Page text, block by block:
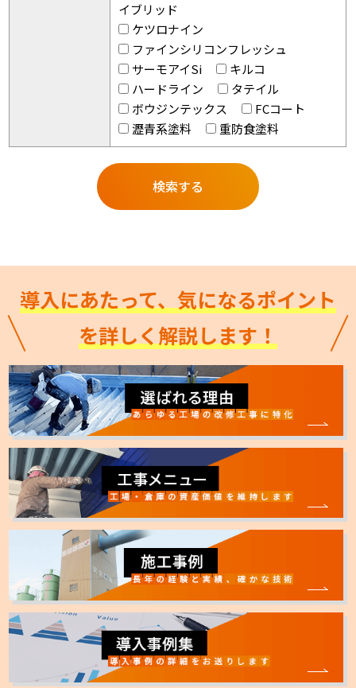
イブリッド
ケツロナイン
ファインシリコンフレッシュ
サーモアイSi
キルコ
ハードライン
タテイル
ボウジンテックス
FCコート
瀝青系塗料
重防食塗料
導入にあたって、気になるポイント
を詳しく解説します！